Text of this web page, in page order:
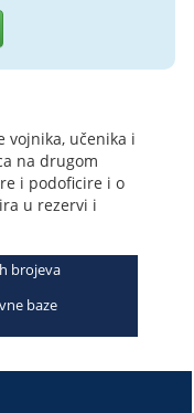
vojnika, učenika i
na drugom
i podoficire i o
u rezervi i
brojeva
baze